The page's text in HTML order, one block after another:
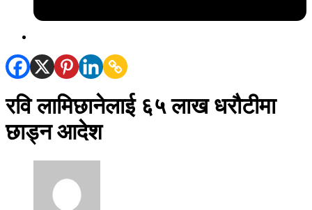
रवि लामिछानेलाई ६५ लाख धरौटीमा
छाड्न आदेश